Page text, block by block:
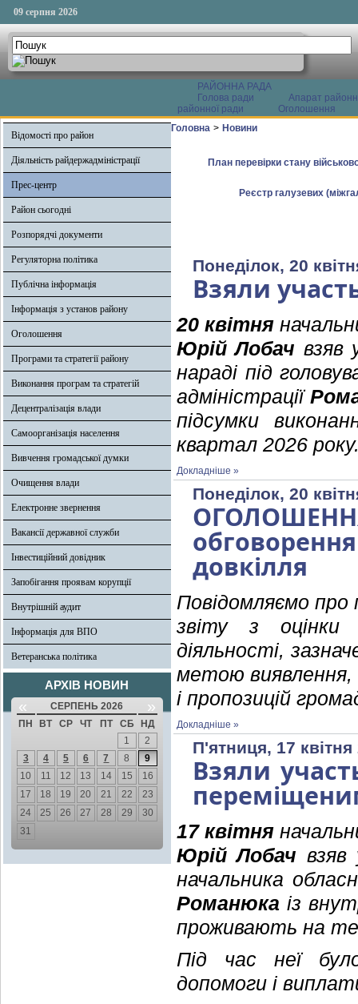
09 серпня 2026
РАЙОННА РАДА
Голова ради
Апарат
районної ради
Оголошення
Відомості про район
Діяльність райдержадміністрації
Прес-центр
Район сьогодні
Розпорядчі документи
Регуляторна політика
Публічна інформація
Інформація з установ району
Оголошення
Програми та стратегії району
Виконання програм та стратегій
Децентралізація влади
Самоорганізація населення
Вивчення громадської думки
Очищення влади
Електронне звернення
Вакансії державної служби
Інвестиційний довідник
Запобігання проявам корупції
Внутрішній аудит
Інформація для ВПО
Ветеранська політика
АРХІВ НОВИН
« СЕРПЕНЬ 2026 »
ПН ВТ СР ЧТ ПТ СБ
НД
1
2
3
4 5 6 7 8
9
10
11 12 13 14 15
16
17
18 19 20 21 22
23
24
25 26 27 28 29
30
31
Головна > Новини
План перевірки стану
Реєстр галузевих
Понеділок, 20
Взяли
20 квітня
Юрій Лобач взяв
нараді під
адміністрації
підсумки
квартал 2026
Докладніше »
Понеділок, 20
довкілля
Повідомляємо про
звіту з оцінки
діяльності,
метою виявлення,
і пропозицій
Докладніше »
П'ятниця, 17
Взяли
17 квітня
Юрій Лобач
начальника
Романюка із
проживають на
Під час неї
допомоги і